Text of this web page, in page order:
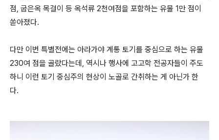
점, 굽은옥 목걸이 등 옥석류 2천여점을 포함하는 유물 1만 점이
쏟아졌다.
다만 이번 특별전에는 아라가야 계통 토기를 중심으로 하는 유물
230여 점을 골랐다는데, 역시나 행사에 고고학 전공자들이 주도
하니 이런 토기 중심주의 현상이 노골로 간취하는 게 아닌가 한
다.